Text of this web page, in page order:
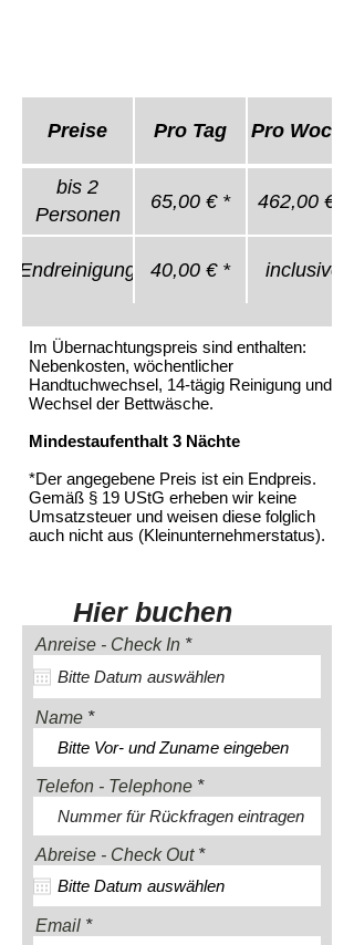
Preise Pro Tag Pro Woche
bis 2
Personen
65,00 € * 462,00 € *
Endreinigung 40,00 € * inclusive
Im Übernachtungspreis sind enthalten:
Nebenkosten, wöchentlicher
Handtuchwechsel, 14-tägig Reinigung und
Wechsel der Bettwäsche.
Mindestaufenthalt 3 Nächte
*Der angegebene Preis ist ein Endpreis.
Gemäß § 19 UStG erheben wir keine
Umsatzsteuer und weisen diese folglich
auch nicht aus (Kleinunternehmerstatus).
Hier buchen
Anreise - Check In *r
e
q
u
r
e
d
Name
Telefon - Telephone
Abreise - Check Out *r
e
q
u
Email